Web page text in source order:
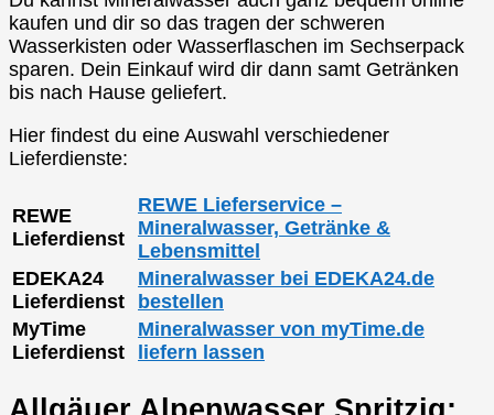
kaufen und dir so das tragen der schweren
Wasserkisten oder Wasserflaschen im Sechserpack
sparen. Dein Einkauf wird dir dann samt Getränken
bis nach Hause geliefert.
Hier findest du eine Auswahl verschiedener
Lieferdienste:
REWE
Lieferdienst
REWE Lieferservice –
Mineralwasser, Getränke &
Lebensmittel
EDEKA24
Lieferdienst
Mineralwasser bei EDEKA24.de
bestellen
MyTime
Lieferdienst
Mineralwasser von myTime.de
liefern lassen